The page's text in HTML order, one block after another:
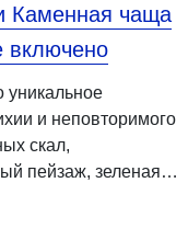
Каменная чаща
включено
уникальное
и неповторимого
скал,
пейзаж, зеленая